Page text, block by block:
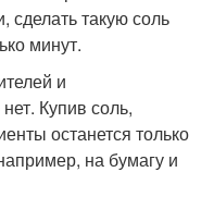
сделать такую соль
минут.
и
Купив соль,
останется только
на бумагу и